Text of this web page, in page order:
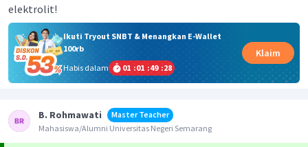
elektrolit!
Ikuti Tryout SNBT & Menangkan E-Wallet
100rb
Habis dalam
01 :01 :49 :28
Klaim
B. Rohmawati
Master Teacher
Mahasiswa/Alumni Universitas Negeri Semarang